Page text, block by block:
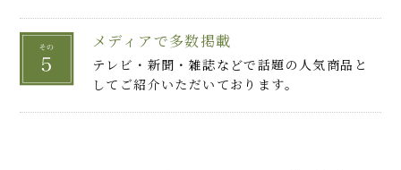
茶がたっぷり使用されていることが伺えます。
手のひらにおさまるちょうど良い小ぶり感。
実際に頂いてみると、厚みもあり１枚のクッ
メディアで多数掲載
テレビ・新聞・雑誌などで話題の人気商品と
してご紹介いただいております。